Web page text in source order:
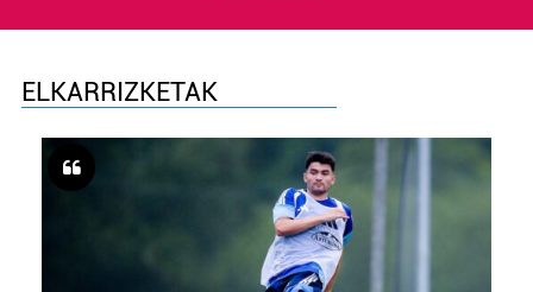
ELKARRIZKETAK